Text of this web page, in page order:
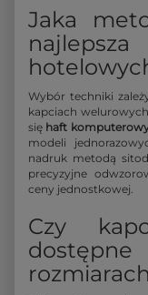
Jaka
Wybór techniki
kapciach
się haft
modeli
nadruk metodą
precyzyjne
ceny jednostkowej.
Czy